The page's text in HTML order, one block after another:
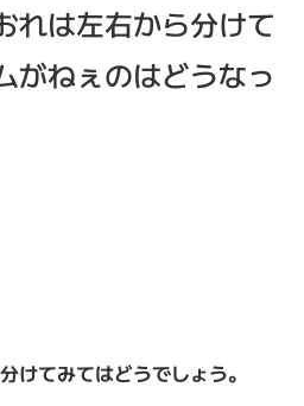
れは左右から分けて
がねぇのはどうなっ
けてみてはどうでしょう。